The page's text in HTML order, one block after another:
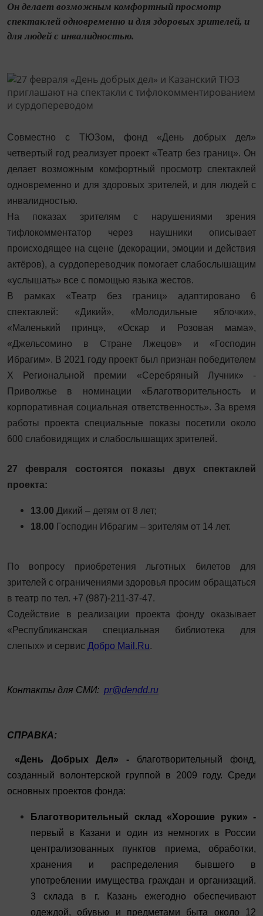
Он делает возможным комфортный просмотр
спектаклей одновременно и для здоровых зрителей, и
для людей с инвалидностью.
Совместно с ТЮЗом, фонд «День добрых дел»
четвертый год реализует проект «Театр без границ». Он
делает возможным комфортный просмотр спектаклей
одновременно и для здоровых зрителей, и для людей с
инвалидностью.
На показах зрителям с нарушениями зрения
тифлокомментатор через наушники описывает
происходящее на сцене (декорации, эмоции и действия
актёров), а сурдопереводчик помогает слабослышащим
«услышать» все с помощью языка жестов.
В рамках «Театр без границ» адаптировано 6
спектаклей: «Дикий», «Молодильные яблочки»,
«Маленький принц», «Оскар и Розовая мама»,
«Джельсомино в Стране Лжецов» и «Господин
Ибрагим». В 2021 году проект был признан победителем
X Региональной премии «Серебряный Лучник» -
Приволжье в номинации «Благотворительность и
корпоративная социальная ответственность». За время
работы проекта специальные показы посетили около
600 слабовидящих и слабослышащих зрителей.
27 февраля состоятся показы двух спектаклей
проекта:
13.00 Дикий – детям от 8 лет;
18.00 Господин Ибрагим – зрителям от 14 лет.
По вопросу приобретения льготных билетов для
зрителей с ограничениями здоровья просим обращаться
в театр по тел. +7 (987)-211-37-47.
Содействие в реализации проекта фонду оказывает
«Республиканская специальная библиотека для
слепых» и сервис Добро Mail.Ru.
Контакты для СМИ: pr@dendd.ru
СПРАВКА:
«День Добрых Дел» - благотворительный фонд,
созданный волонтерской группой в 2009 году. Среди
основных проектов фонда:
Благотворительный склад «Хорошие руки» -
первый в Казани и один из немногих в России
централизованных пунктов приема, обработки,
хранения и распределения бывшего в
употреблении имущества граждан и организаций.
3 склада в г. Казань ежегодно обеспечивают
одеждой, обувью и предметами быта около 12